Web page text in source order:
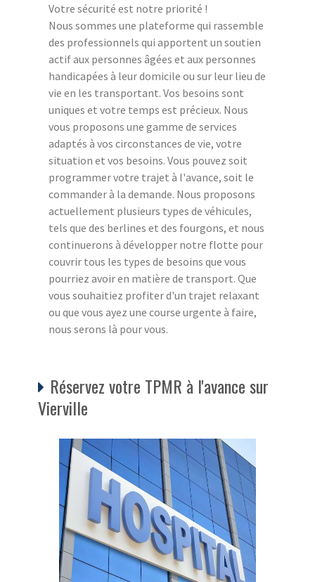
Votre sécurité est notre priorité !
Nous sommes une plateforme qui rassemble
des professionnels qui apportent un soutien
actif aux personnes âgées et aux personnes
handicapées à leur domicile ou sur leur lieu de
vie en les transportant. Vos besoins sont
uniques et votre temps est précieux. Nous
vous proposons une gamme de services
adaptés à vos circonstances de vie, votre
situation et vos besoins. Vous pouvez soit
programmer votre trajet à l'avance, soit le
commander à la demande. Nous proposons
actuellement plusieurs types de véhicules,
tels que des berlines et des fourgons, et nous
continuerons à développer notre flotte pour
couvrir tous les types de besoins que vous
pourriez avoir en matière de transport. Que
vous souhaitiez profiter d'un trajet relaxant
ou que vous ayez une course urgente à faire,
nous serons là pour vous.
Réservez votre TPMR à l'avance sur
Vierville